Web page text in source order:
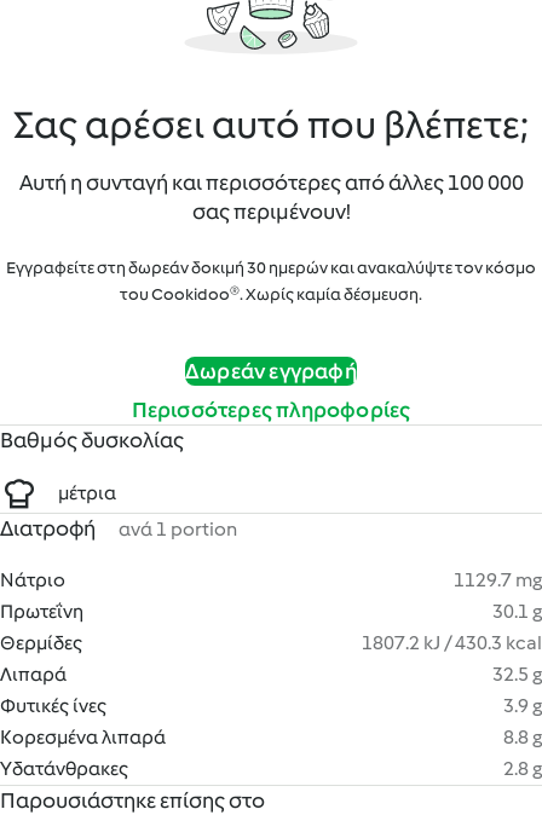
Σας αρέσει αυτό που βλέπετε;
Αυτή η συνταγή και περισσότερες από άλλες 100 000
σας περιμένουν!
Εγγραφείτε στη δωρεάν δοκιμή 30 ημερών και ανακαλύψτε τον κόσμο
του Cookidoo®. Χωρίς καμία δέσμευση.
Δωρεάν εγγραφή
Περισσότερες πληροφορίες
Βαθμός δυσκολίας
μέτρια
Διατροφή ανά 1 portion
Νάτριο
1129.7 mg
Πρωτεΐνη
30.1 g
Θερμίδες
1807.2 kJ / 430.3 kcal
Λιπαρά
32.5 g
Φυτικές ίνες
3.9 g
Κορεσμένα λιπαρά
8.8 g
Υδατάνθρακες
2.8 g
Παρουσιάστηκε επίσης στο